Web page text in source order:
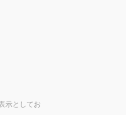
示としてお